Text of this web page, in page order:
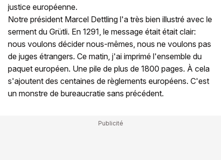
justice européenne.
Notre président Marcel Dettling l'a très bien illustré avec le
serment du Grütli. En 1291, le message était était clair:
nous voulons décider nous-mêmes, nous ne voulons pas
de juges étrangers. Ce matin, j'ai imprimé l'ensemble du
paquet européen. Une pile de plus de 1800 pages. À cela
s'ajoutent des centaines de règlements européens. C'est
un monstre de bureaucratie sans précédent.